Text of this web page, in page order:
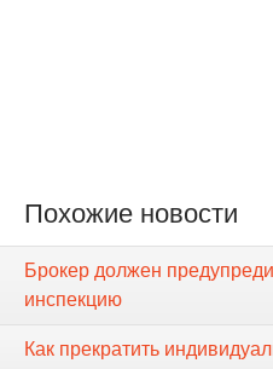
Похожие новости
Брокер должен
инспекцию
Как прекратить